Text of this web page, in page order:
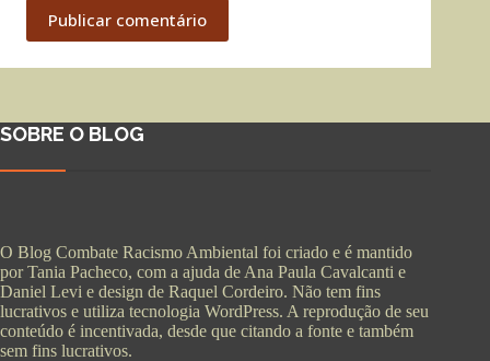
Publicar comentário
SOBRE O BLOG
O Blog Combate Racismo Ambiental foi criado e é mantido
por Tania Pacheco, com a ajuda de Ana Paula Cavalcanti e
Daniel Levi e design de Raquel Cordeiro. Não tem fins
lucrativos e utiliza tecnologia WordPress. A reprodução de seu
conteúdo é incentivada, desde que citando a fonte e também
sem fins lucrativos.